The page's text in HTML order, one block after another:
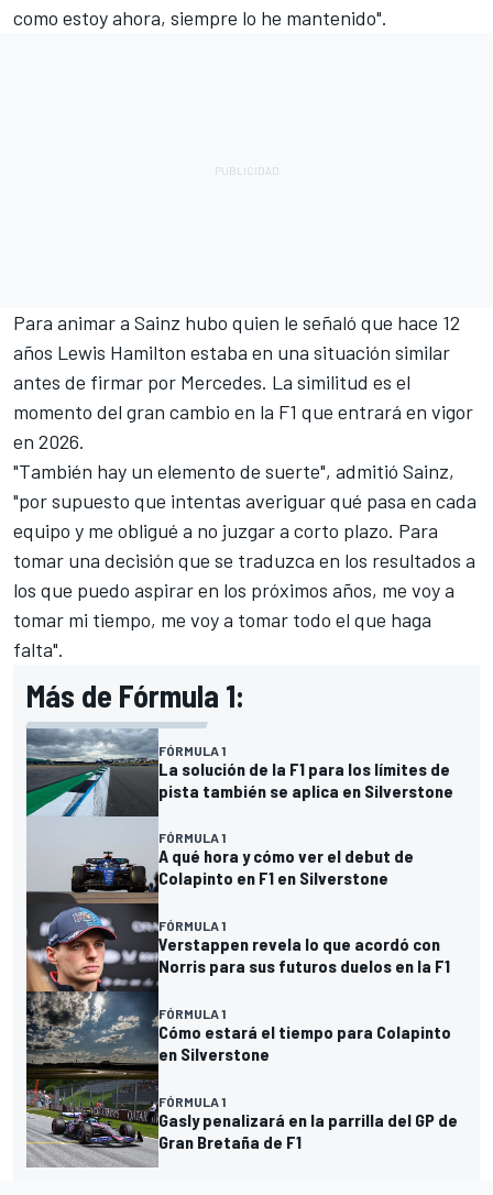
como estoy ahora, siempre lo he mantenido".
Para animar a Sainz hubo quien le señaló que hace 12
años Lewis Hamilton estaba en una situación similar
antes de firmar por Mercedes. La similitud es el
momento del gran cambio en la F1 que entrará en vigor
en 2026.
"También hay un elemento de suerte", admitió Sainz,
"por supuesto que intentas averiguar qué pasa en cada
equipo y me obligué a no juzgar a corto plazo. Para
tomar una decisión que se traduzca en los resultados a
los que puedo aspirar en los próximos años, me voy a
tomar mi tiempo, me voy a tomar todo el que haga
falta".
Más de Fórmula 1:
FÓRMULA 1
La solución de la F1 para los límites de
pista también se aplica en Silverstone
FÓRMULA 1
A qué hora y cómo ver el debut de
Colapinto en F1 en Silverstone
FÓRMULA 1
Verstappen revela lo que acordó con
Norris para sus futuros duelos en la F1
FÓRMULA 1
Cómo estará el tiempo para Colapinto
en Silverstone
FÓRMULA 1
Gasly penalizará en la parrilla del GP de
Gran Bretaña de F1